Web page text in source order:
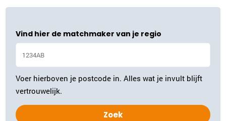
Vind hier de matchmaker van je regio
Voer hierboven je postcode in. Alles wat je invult blijft
vertrouwelijk.